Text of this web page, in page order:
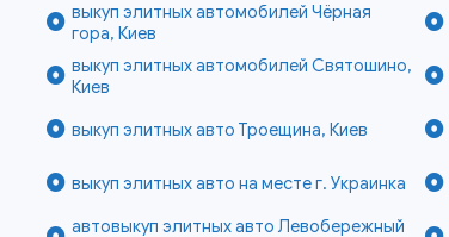
выкуп элитных автомобилей Чёрная
гора, Киев
выкуп элитных автомобилей Святошино,
Киев
выкуп элитных авто Троещина, Киев
выкуп элитных авто на месте г. Украинка
автовыкуп элитных авто Левобережный